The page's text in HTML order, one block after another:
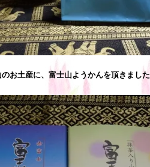
お土産に、富士山ようかんを頂きました